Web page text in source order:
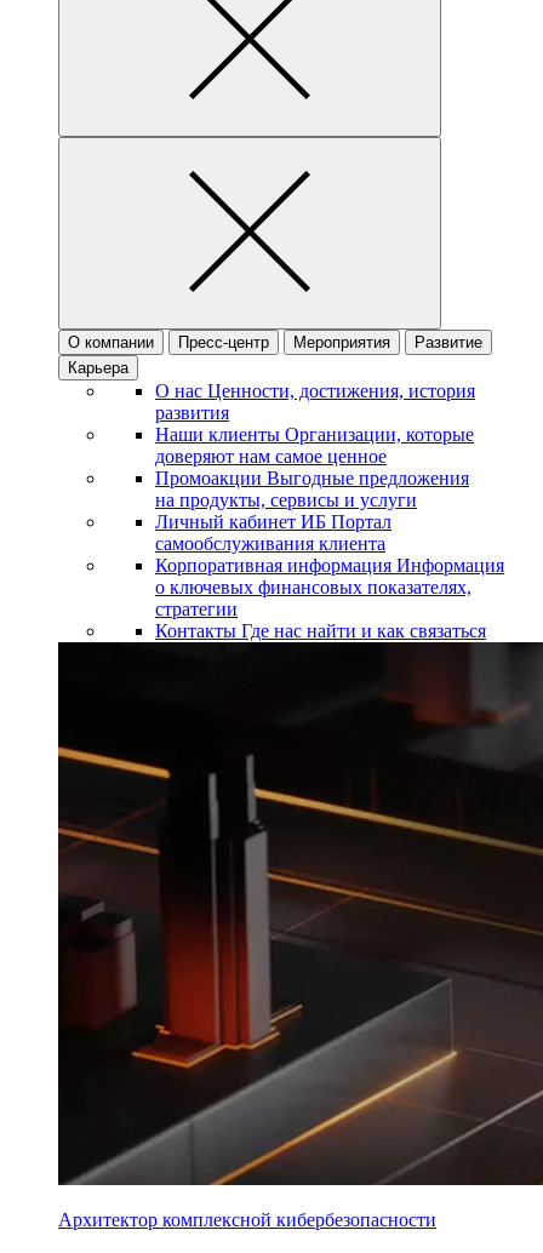
О компании Пресс-центр Мероприятия
Развитие
Карьера
О нас Ценности, достижения, история
развития
Наши клиенты Организации, которые
доверяют нам самое ценное
Промоакции Выгодные предложения
на продукты, сервисы и услуги
Личный кабинет ИБ Портал
самообслуживания клиента
Корпоративная информация Информация
о ключевых финансовых показателях,
стратегии
Контакты Где нас найти и как связаться
Архитектор комплексной кибербезопасности